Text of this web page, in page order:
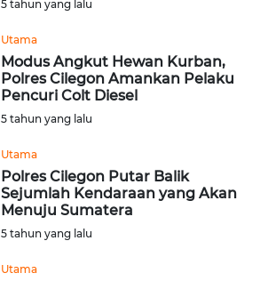
5 tahun yang lalu
Utama
Modus Angkut Hewan Kurban,
Polres Cilegon Amankan Pelaku
Pencuri Colt Diesel
5 tahun yang lalu
Utama
Polres Cilegon Putar Balik
Sejumlah Kendaraan yang Akan
Menuju Sumatera
5 tahun yang lalu
Utama